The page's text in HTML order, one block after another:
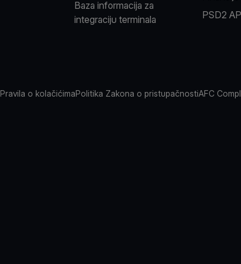
Baza informacija za
integraciju terminala
PSD2
Pravila o kolačićimaPolitika Zakona o pristupačnostiAFC